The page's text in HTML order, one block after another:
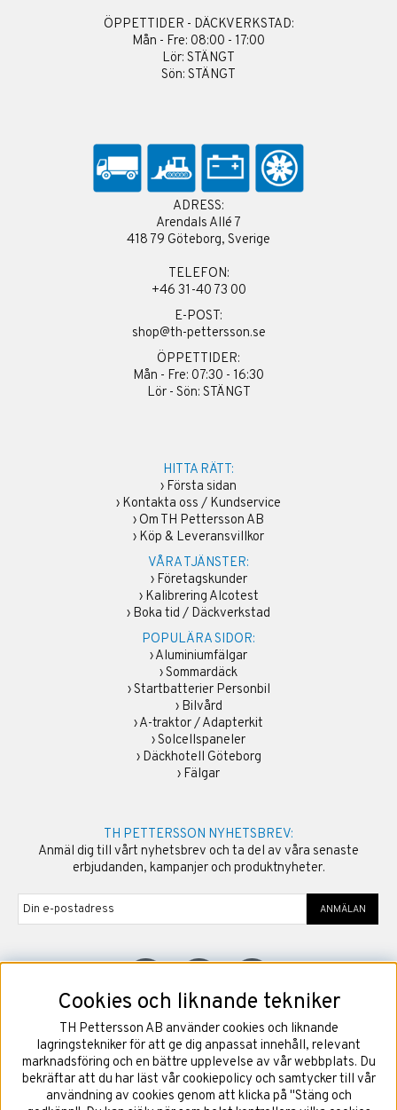
ÖPPETTIDER - DÄCKVERKSTAD:
Mån - Fre: 08:00 - 17:00
Lör: STÄNGT
Sön: STÄNGT
ADRESS:
Arendals Allé 7
418 79 Göteborg, Sverige
TELEFON:
+46 31-40 73 00
E-POST:
shop@th-pettersson.se
ÖPPETTIDER:
Mån - Fre: 07:30 - 16:30
Lör - Sön: STÄNGT
HITTA RÄTT:
› Första sidan
› Kontakta oss / Kundservice
› Om TH Pettersson AB
› Köp & Leveransvillkor
VÅRA TJÄNSTER:
› Företagskunder
› Kalibrering Alcotest
› Boka tid / Däckverkstad
POPULÄRA SIDOR:
›Aluminiumfälgar
›Sommardäck
›Startbatterier Personbil
› Bilvård
›A-traktor / Adapterkit
›Solcellspaneler
› Däckhotell Göteborg
› Fälgar
TH PETTERSSON NYHETSBREV:
Anmäl dig till vårt nyhetsbrev och ta del av våra senaste
erbjudanden, kampanjer och produktnyheter.
ANMÄLAN
©2026Copyright TH Pettersson AB
Cookies och liknande tekniker
TH Pettersson AB använder cookies och liknande
lagringstekniker för att ge dig anpassat innehåll, relevant
marknadsföring och en bättre upplevelse av vår webbplats. Du
bekräftar att du har läst vår cookiepolicy och samtycker till vår
användning av cookies genom att klicka på "Stäng och